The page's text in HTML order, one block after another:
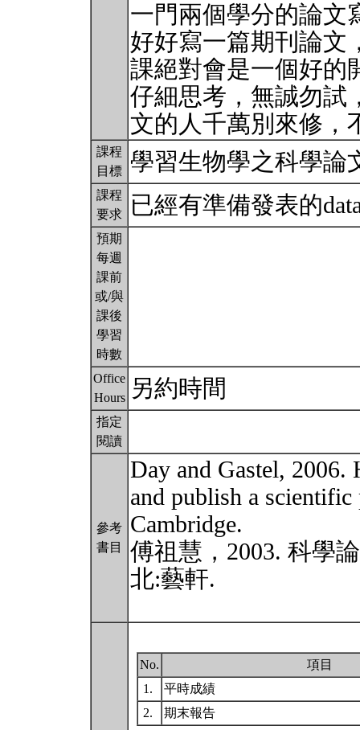
一門兩個學分的論文
好好寫一篇期刊論文
課絕對會是一個好的
仔細思考，無誠勿試
文的人千萬別來修
課程
目標
學習生物學之科學論
課程
要求
已經有準備發表的
預期
每週
課前
或/與
課後
學習
時數
Office
Hours
另約時間
指定
閱讀
參考
書目
Day and Gastel, 2006.
and publish a scientific
Cambridge.
傅祖慧，2003. 科學
北:藝軒.
No.
項目
1.
平時成績
2.
期末報告